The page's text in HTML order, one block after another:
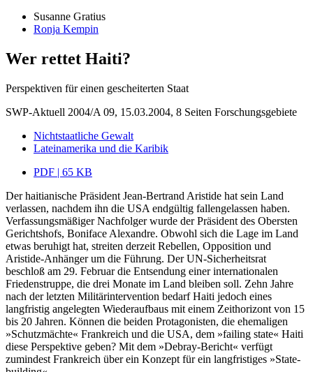
Susanne Gratius
Ronja Kempin
Wer rettet Haiti?
Perspektiven für einen gescheiterten Staat
SWP-Aktuell 2004/A 09, 15.03.2004, 8 Seiten Forschungsgebiete
Nichtstaatliche Gewalt
Lateinamerika und die Karibik
PDF | 65 KB
Der haitianische Präsident Jean-Bertrand Aristide hat sein Land
verlassen, nachdem ihn die USA endgültig fallengelassen haben.
Verfassungsmäßiger Nachfolger wurde der Präsident des Obersten
Gerichtshofs, Boniface Alexandre. Obwohl sich die Lage im Land
etwas beruhigt hat, streiten derzeit Rebellen, Opposition und
Aristide-Anhänger um die Führung. Der UN-Sicherheitsrat
beschloß am 29. Februar die Entsendung einer internationalen
Friedenstruppe, die drei Monate im Land bleiben soll. Zehn Jahre
nach der letzten Militärintervention bedarf Haiti jedoch eines
langfristig angelegten Wiederaufbaus mit einem Zeithorizont von 15
bis 20 Jahren. Können die beiden Protagonisten, die ehemaligen
»Schutzmächte« Frankreich und die USA, dem »failing state« Haiti
diese Perspektive geben? Mit dem »Debray-Bericht« verfügt
zumindest Frankreich über ein Konzept für ein langfristiges »State-